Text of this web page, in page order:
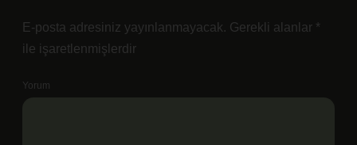
E-posta adresiniz yayınlanmayacak. Gerekli alanlar *
ile işaretlenmişlerdir
Yorum